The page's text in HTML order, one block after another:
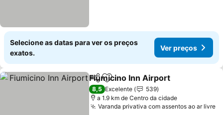
Selecione as datas para ver os preços
exatos.
Ver preços
PartilharAdicionar aos favoritos
Fiumicino Inn Airport
8,5 Excelente
539
a 1.9 km de Centro da cidade
Varanda privativa com assentos ao ar livre